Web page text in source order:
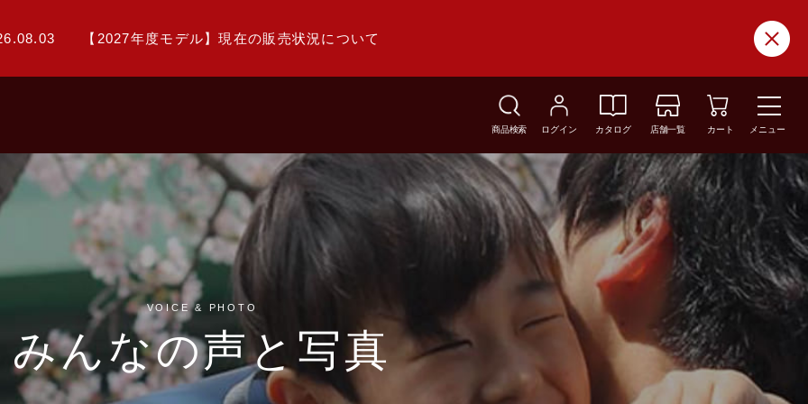
【2027年度モデル】現在の販売状況について
商品検索 ログイン カタログ 店舗一覧 カート メニュー
VOICE & PHOTO
みんなの声と写真